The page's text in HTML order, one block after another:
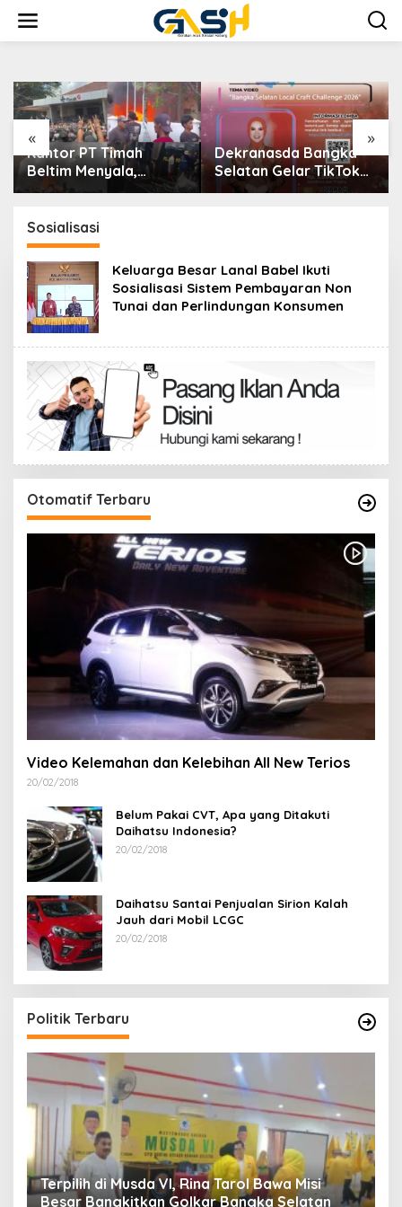
konten
« »
Dekranasda Bangka
Selatan Gelar TikTok
Video Competition
Dalam Rangka HUT
ke-50 PT TIMAH, Bulan
Bakti di Jakarta
Kesehatan Gratis
Sosialisasi
Keluarga Besar Lanal Babel Ikuti
Sosialisasi Sistem Pembayaran Non
Tunai dan Perlindungan Konsumen
Otomatif Terbaru
Video Kelemahan dan Kelebihan All New Terios
20/02/2018
Belum Pakai CVT, Apa yang Ditakuti
Daihatsu Indonesia?
20/02/2018
Daihatsu Santai Penjualan Sirion Kalah
Jauh dari Mobil LCGC
20/02/2018
Politik Terbaru
Ramadan Penuh Berkah, PAC Toboali partai
PDI Perjuangan Bagikan Takjil